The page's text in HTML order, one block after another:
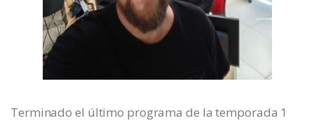
Terminado el último programa de la temporada 1